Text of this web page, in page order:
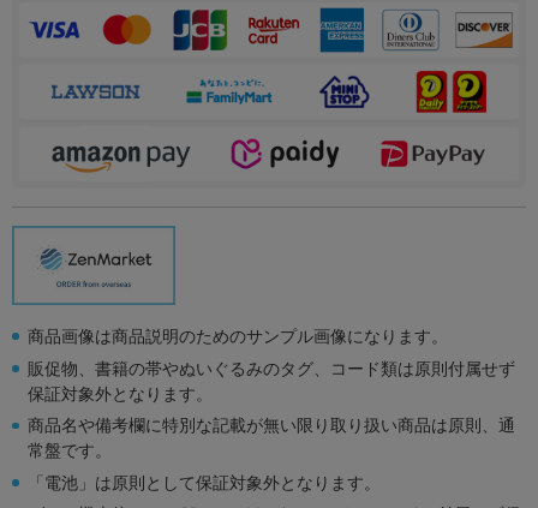
商品画像は商品説明のためのサンプル画像になります。
販促物、書籍の帯やぬいぐるみのタグ、コード類は原則付属せず
保証対象外となります。
商品名や備考欄に特別な記載が無い限り取り扱い商品は原則、通
常盤です。
「電池」は原則として保証対象外となります。